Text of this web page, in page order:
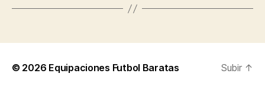
© 2026 Equipaciones Futbol Baratas Subir ↑